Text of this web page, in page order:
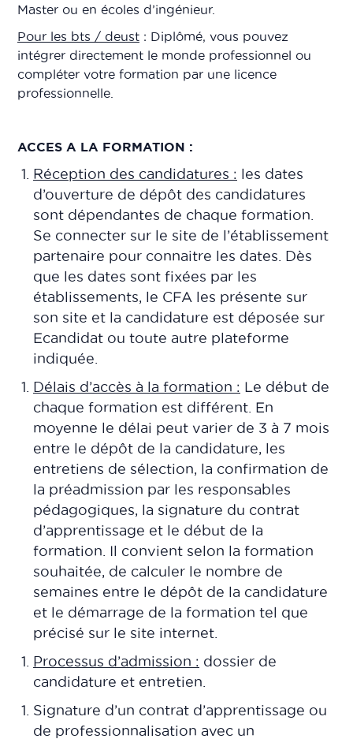
Master ou en écoles d’ingénieur.
Pour les bts / deust : Diplômé, vous pouvez
intégrer directement le monde professionnel ou
compléter votre formation par une licence
professionnelle.
ACCES A LA FORMATION :
Réception des candidatures : les dates
d’ouverture de dépôt des candidatures
sont dépendantes de chaque formation.
Se connecter sur le site de l’établissement
partenaire pour connaitre les dates. Dès
que les dates sont fixées par les
établissements, le CFA les présente sur
son site et la candidature est déposée sur
Ecandidat ou toute autre plateforme
indiquée.
Délais d’accès à la formation : Le début de
chaque formation est différent. En
moyenne le délai peut varier de 3 à 7 mois
entre le dépôt de la candidature, les
entretiens de sélection, la confirmation de
la préadmission par les responsables
pédagogiques, la signature du contrat
d’apprentissage et le début de la
formation. Il convient selon la formation
souhaitée, de calculer le nombre de
semaines entre le dépôt de la candidature
et le démarrage de la formation tel que
précisé sur le site internet.
Processus d’admission : dossier de
candidature et entretien.
Signature d’un contrat d’apprentissage ou
de professionnalisation avec un